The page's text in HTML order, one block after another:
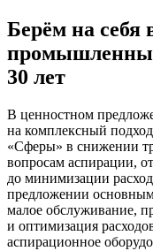
Берём на себя
30 лет
В ценностном
на комплексный
«Сферы» в снижении
вопросам аспирации,
до минимизации
предложении
малое обслуживание,
и оптимизация
аспирационное